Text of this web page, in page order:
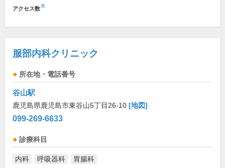
アクセス数※
服部内科クリニック
所在地・電話番号
谷山駅
鹿児島県鹿児島市東谷山5丁目26-10 [地図]
099-269-6633
診療科目
内科 呼吸器科 胃腸科